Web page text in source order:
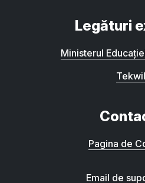
Legături
Ministerul
Pagina de
Email de